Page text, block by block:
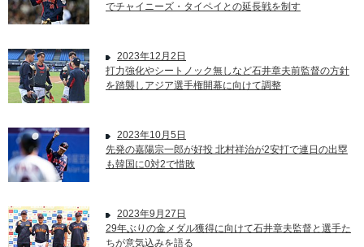
でチャイニーズ・タイペイとの延長戦を制す
2023年12月2日
打力強化やシートノック無しなど石井章夫前監督の方針
を踏襲しアジア選手権開幕に向けて調整
2023年10月5日
先発の嘉陽宗一郎が好投 北村祥治が2安打で連日の出塁
も韓国に0対2で惜敗
2023年9月27日
29年ぶりの金メダル獲得に向けて石井章夫監督と選手た
ちが意気込みを語る